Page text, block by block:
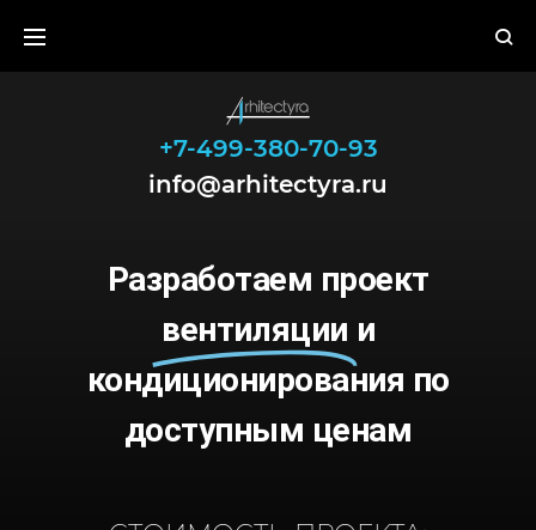
+7-499-380-70-93
info@arhitectyra.ru
Разработаем проект
вентиляции и
кондиционирования по
доступным ценам